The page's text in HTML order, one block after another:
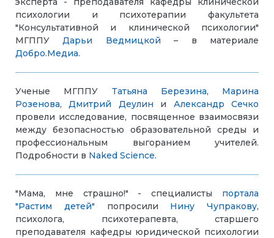
психологии и психотерапии факультета
"Консультативной и клинической психологии"
МГППУДарьи Ведмицкой – в материале
Добро.Медиа.
Ученые МГППУ Татьяна Березина, Марина
Розенова,Дмитрий Деулин и Александр Сечко
провели исследование, посвященное взаимосвязи
между безопасностью образовательной среды и
профессиональным выгоранием учителей.
Подробности в Naked Science.
"Мама, мне страшно!" - специалисты портала
"Растим детей" попросили Нину Чупракову,
психолога, психотерапевта, старшего
преподавателя кафедры юридической психологии